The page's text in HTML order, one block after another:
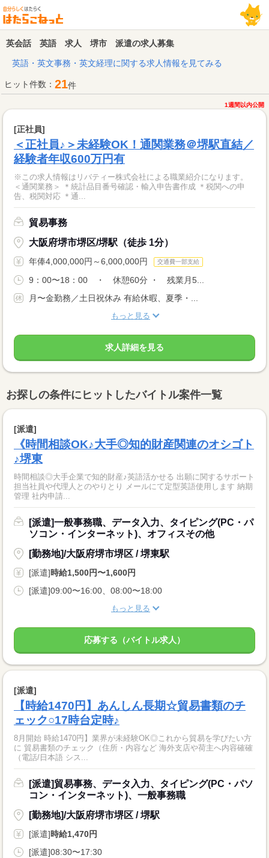
英会話 英語 求人 堺市 派遣の求人募集
英語・英文事務・英文経理に関する求人情報を見てみる
ヒット件数： 21件
1週間以内公開
[正社員]
＜正社員♪＞未経験OK！通関業務＠堺駅直結／
経験者年収600万円有
※この求人情報はリバティー株式会社による職業紹介になります。
＜通関業務＞ ＊統計品目番号確認・輸入申告書作成 ＊税関への申
告、税関対応 ＊通...
貿易事務
大阪府堺市堺区/堺駅（徒歩 1分）
年俸4,000,000円～6,000,000円 交通費一部支給
9：00〜18：00 ・ 休憩60分 ・ 残業月5...
月〜金勤務／土日祝休み 有給休暇、夏季・...
もっと見る
求人詳細を見る
お探しの条件にヒットしたバイトル案件一覧
[派遣]
《時間相談OK♪大手◎知的財産関連のオシゴト
♪堺東
時間相談◎大手企業で知的財産♪英語活かせる 出願に関するサポート
担当社員や代理人とのやりとり メールにて定型英語使用します 納期
管理 社内申請...
[派遣]一般事務職、データ入力、タイピング(PC・パ
ソコン・インターネット)、オフィスその他
[勤務地]/大阪府堺市堺区 / 堺東駅
[派遣]時給1,500円〜1,600円
[派遣]09:00〜16:00、08:00〜18:00
もっと見る
応募する（バイトル求人）
[派遣]
【時給1470円】あんしん長期☆貿易書類のチ
ェック○17時台定時♪
8月開始 時給1470円】業界が未経験OK◎これから貿易を学びたい方
に 貿易書類のチェック（住所・内容など 海外支店や荷主へ内容確確
（電話/日本語 シス...
[派遣]貿易事務、データ入力、タイピング(PC・パソ
コン・インターネット)、一般事務職
[勤務地]/大阪府堺市堺区 / 堺駅
[派遣]時給1,470円
[派遣]08:30〜17:30